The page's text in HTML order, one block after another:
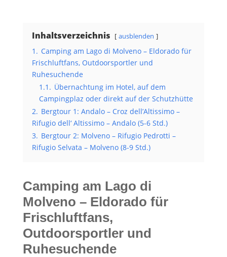
Inhaltsverzeichnis ausblenden
1. Camping am Lago di Molveno – Eldorado für
Frischluftfans, Outdoorsportler und
Ruhesuchende
1.1. Übernachtung im Hotel, auf dem
Campingplaz oder direkt auf der Schutzhütte
2. Bergtour 1: Andalo – Croz dell’Altissimo –
Rifugio dell‘ Altissimo – Andalo (5-6 Std.)
3. Bergtour 2: Molveno – Rifugio Pedrotti –
Rifugio Selvata – Molveno (8-9 Std.)
Camping am Lago di
Molveno – Eldorado für
Frischluftfans,
Outdoorsportler und
Ruhesuchende